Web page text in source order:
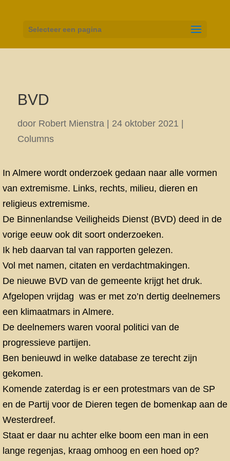
Selecteer een pagina
BVD
door Robert Mienstra| 24 oktober 2021
Columns
In Almere wordt onderzoek gedaan naar alle vormen
van extremisme. Links, rechts, milieu, dieren en
religieus extremisme.
De Binnenlandse Veiligheids Dienst (BVD) deed in de
vorige eeuw ook dit soort onderzoeken.
Ik heb daarvan tal van rapporten gelezen.
Vol met namen, citaten en verdachtmakingen.
De nieuwe BVD van de gemeente krijgt het druk.
Afgelopen vrijdag was er met zo’n dertig deelnemers
een klimaatmars in Almere.
De deelnemers waren vooral politici van de
progressieve partijen.
Ben benieuwd in welke database ze terecht zijn
gekomen.
Komende zaterdag is er een protestmars van de SP
en de Partij voor de Dieren tegen de bomenkap aan de
Westerdreef.
Staat er daar nu achter elke boom een man in een
lange regenjas, kraag omhoog en een hoed op?